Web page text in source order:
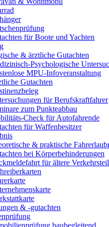
für Boote und Yachten
& ärztliche Gutachten
Psychologische
MPU-Infoveranstaltung
Gutachten
für Berufskraftfahrer
zum Punkteabbau
Check für Autofahrende
für Waffenbesitzer
& praktische
bei Körperbehinderungen
für ältere
& -gutachten
baubegleitend